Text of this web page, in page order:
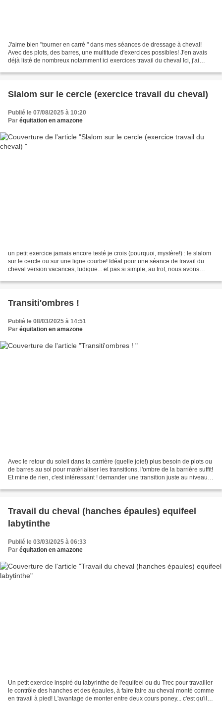
J'aime bien "tourner en carré " dans mes séances de dressage à cheval!
Avec des plots, des barres, une multitude d'exercices possibles! J'en avais
déjà listé de nombreux notamment ici exercices travail du cheval Ici, j'ai
Slalom sur le cercle (exercice travail du cheval)
Publié le 07/08/2025 à 10:20
Par équitation en amazone
un petit exercice jamais encore testé je crois (pourquoi, mystère!) : le slalom
sur le cercle ou sur une ligne courbe! Idéal pour une séance de travail du
cheval version vacances, ludique... et pas si simple, au trot, nous avons
Transiti'ombres !
Publié le 08/03/2025 à 14:51
Par équitation en amazone
Avec le retour du soleil dans la carrière (quelle joie!) plus besoin de plots ou
de barres au sol pour matérialiser les transitions, l'ombre de la barrière suffit!
Et mine de rien, c'est intéressant ! demander une transition juste au niveau
Travail du cheval (hanches épaules) equifeel
labytinthe
Publié le 03/03/2025 à 06:33
Par équitation en amazone
Un petit exercice inspiré du labyrinthe de l'equifeel ou du Trec pour travailler
le contrôle des hanches et des épaules, à faire faire au cheval monté comme
en travail à pied! L'avantage de monter entre deux cours poney... c'est qu'il y